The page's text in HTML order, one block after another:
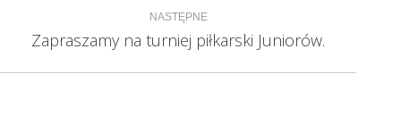
NASTĘPNE
Następny
wpis:
Zapraszamy na turniej piłkarski Juniorów.